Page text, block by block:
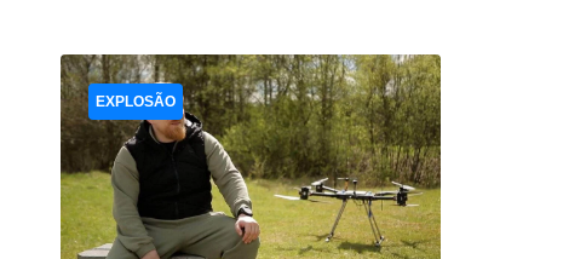
EXPLOSÃO